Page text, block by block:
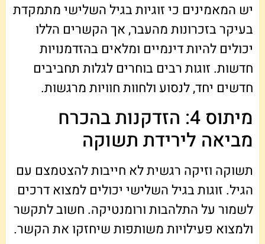
יש המאמינים כי זוגיות בגיל השלישי מתמקדת
בעיקר בזכרונות מהעבר, אך הקשרים הללו
יכולים להיות דינמיים ומלאים בהזדמנויות
חדשות. זוגות רבים בוחרים לגלות תחביבים
חדשים יחד, לנסוע ולחוות חוויות מרגשות.
מיתוס 4: הזדקנות בהכרח
מביאה לירידת תשוקה
תשוקה וזיקה רגשית לא חייבות להצטמצם עם
הגיל. זוגות בגיל השלישי יכולים למצוא דרכים
לשמור על התלהבות ורומנטיקה. חשוב לתקשר
ולמצוא פעילויות משותפות שיחזקו את הקשר.